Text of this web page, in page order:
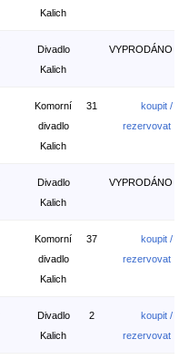
Kalich
Divadlo
Kalich
VYPRODÁNO
Komorní
divadlo
Kalich
31
koupit /
rezervovat
Divadlo
Kalich
VYPRODÁNO
Komorní
divadlo
Kalich
37
koupit /
rezervovat
Divadlo
Kalich
2
koupit /
rezervovat